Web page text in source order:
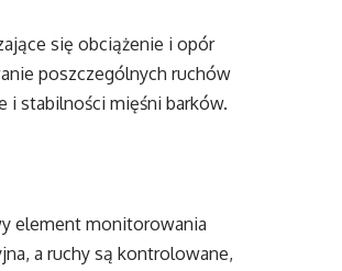
się obciążenie i opór
poszczególnych ruchów
i stabilności mięśni barków.
element monitorowania
a ruchy są kontrolowane,